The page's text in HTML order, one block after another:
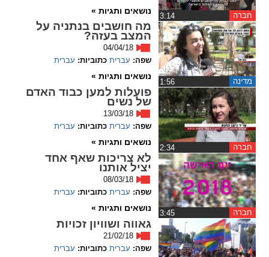
brightness_high
ניגודיות בהירה ניגודיות כהה
format_underlined
קו תחתי לקישורים
font_download
cached
איפוס
כל
ההגדרות
flag
משוב
חברה
נושאים ותגיות »
מדינה
מה חושבים בנתניה על
המצב בעזה?
04/04/18
שפה: עברית כתוביות: עברית
נושאים ותגיות »
חברה
פועלות למען כבוד האדם
של נשים
13/03/18
שפה: עברית כתוביות: עברית
נושאים ותגיות »
חברה
לא צריכות שאף אחד
יציל אותנו
08/03/18
שפה: עברית כתוביות: עברית
נושאים ותגיות »
גאווה ושוויון זכויות
21/02/18
שפה: עברית כתוביות: עברית